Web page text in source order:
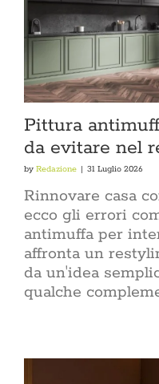
Pittura
da evitare nel
by Redazione | 31 Luglio 2026
Rinnovare casa
ecco gli errori
antimuffa per
affronta un
da un'idea
qualche